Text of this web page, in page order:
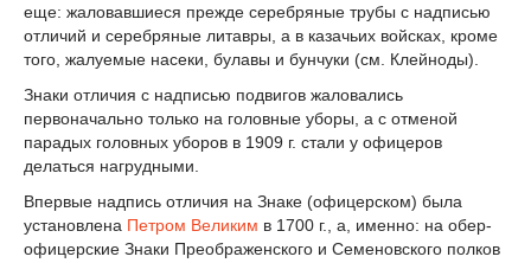
еще: жаловавшиеся прежде серебряные трубы с надписью
отличий и серебряные литавры, а в казачьих войсках, кроме
того, жалуемые насеки, булавы и бунчуки (см. Клейноды).
Знаки отличия с надписью подвигов жаловались
первоначально только на головные уборы, а с отменой
парадых головных уборов в 1909 г. стали у офицеров
делаться нагрудными.
Впервые надпись отличия на Знаке (офицерском) была
установлена Петром Великим в 1700 г., а, именно: на обер-
офицерские Знаки Преображенского и Семеновского полков